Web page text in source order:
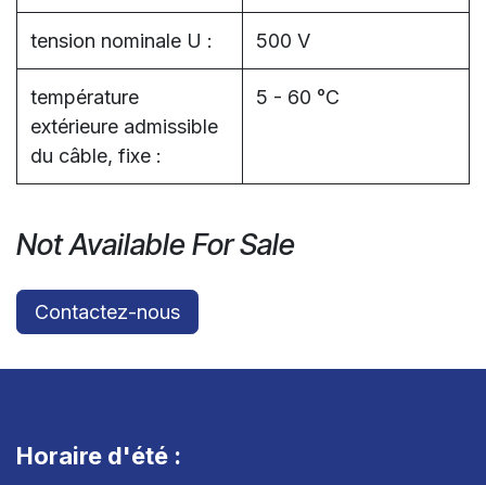
tension nominale U : 500 V
température
extérieure admissible
du câble, fixe :
5 - 60 °C
Not Available For Sale
Contactez-nous
Horaire d'été :